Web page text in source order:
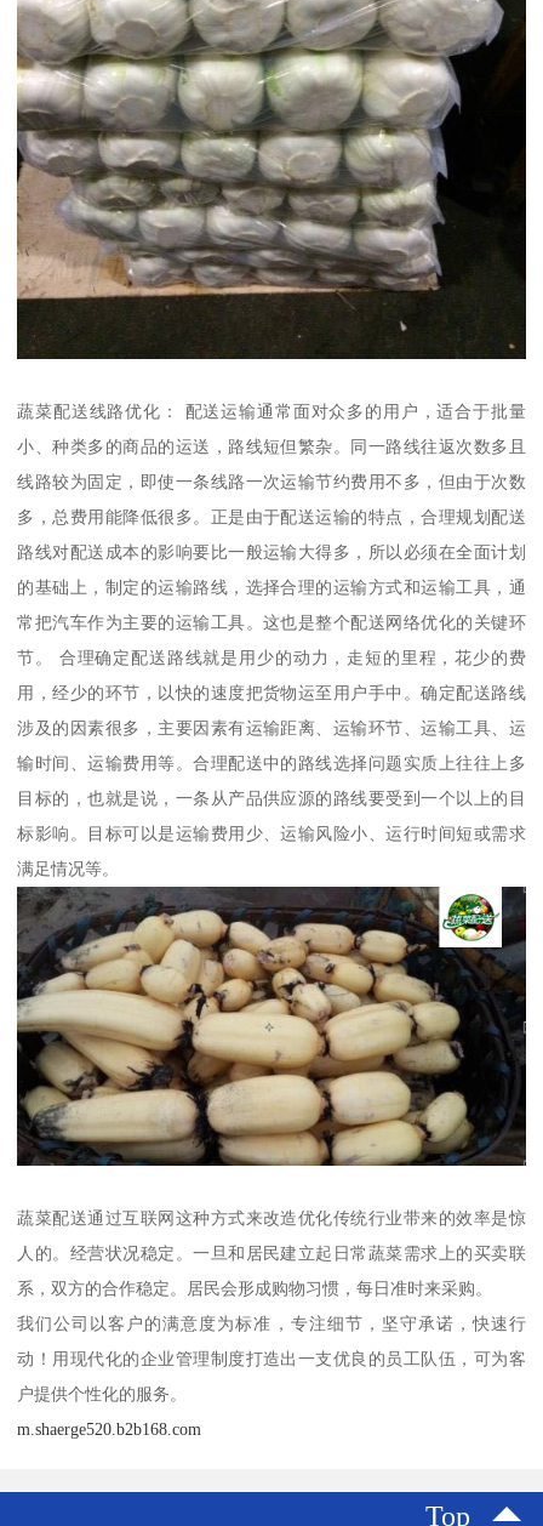
蔬菜配送线路优化： 配送运输通常面对众多的用户，适合于批量
小、种类多的商品的运送，路线短但繁杂。同一路线往返次数多且
线路较为固定，即使一条线路一次运输节约费用不多，但由于次数
多，总费用能降低很多。正是由于配送运输的特点，合理规划配送
路线对配送成本的影响要比一般运输大得多，所以必须在全面计划
的基础上，制定的运输路线，选择合理的运输方式和运输工具，通
常把汽车作为主要的运输工具。这也是整个配送网络优化的关键环
节。 合理确定配送路线就是用少的动力，走短的里程，花少的费
用，经少的环节，以快的速度把货物运至用户手中。确定配送路线
涉及的因素很多，主要因素有运输距离、运输环节、运输工具、运
输时间、运输费用等。合理配送中的路线选择问题实质上往往上多
目标的，也就是说，一条从产品供应源的路线要受到一个以上的目
标影响。目标可以是运输费用少、运输风险小、运行时间短或需求
满足情况等。
蔬菜配送通过互联网这种方式来改造优化传统行业带来的效率是惊
人的。经营状况稳定。一旦和居民建立起日常蔬菜需求上的买卖联
系，双方的合作稳定。居民会形成购物习惯，每日准时来采购。
我们公司以客户的满意度为标准，专注细节，坚守承诺，快速行
动！用现代化的企业管理制度打造出一支优良的员工队伍，可为客
户提供个性化的服务。
m.shaerge520.b2b168.com
Top